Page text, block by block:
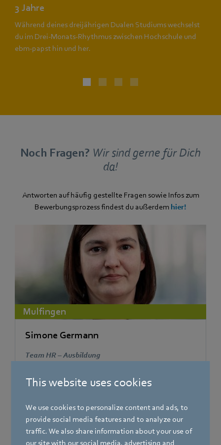
This website uses cookies
We use cookies to personalize content and ads, to
provide social media features and to analyze our
traffic. We also share information about your use of
our site with our social media, advertising and
3 Jahre
Während deines dreijährigen Dualen Studiums wechselst
du im Drei-Monats-Rhythmus zwischen Hochschule und
ebm‑papst hin und her.
Noch Fragen? Wir sind gerne für Dich
da!
Antworten auf häufig gestellte Fragen sowie Infos zum
Bewerbungsprozess findest du außerdem hier!
Mulfingen
Simone Germann
Team HR – Ausbildung
+49 7938 81-636